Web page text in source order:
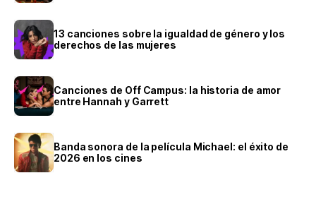
13 canciones sobre la igualdad de género y los
derechos de las mujeres
Canciones de Off Campus: la historia de amor
entre Hannah y Garrett
Banda sonora de la película Michael: el éxito de
2026 en los cines